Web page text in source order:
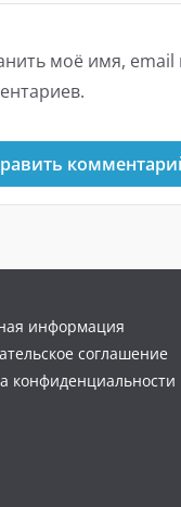
моё имя, email
информация
соглашение
конфиденциальности